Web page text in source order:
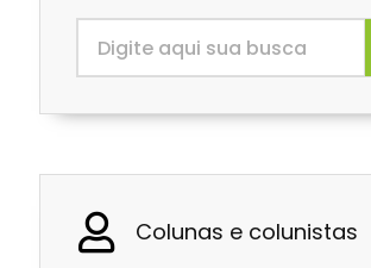
Colunas e colunistas